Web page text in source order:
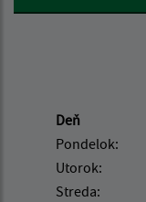
Deň
Pondelok:
Utorok:
Streda: